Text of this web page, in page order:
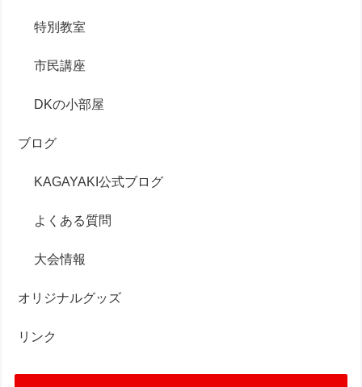
特別教室
市民講座
DKの小部屋
ブログ
KAGAYAKI公式ブログ
よくある質問
大会情報
オリジナルグッズ
リンク